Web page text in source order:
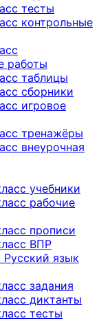
тесты
контрольные
работы
таблицы
сборники
игровое
тренажёры
внеурочная
учебники
рабочие
прописи
ВПР
язык
задания
диктанты
тесты